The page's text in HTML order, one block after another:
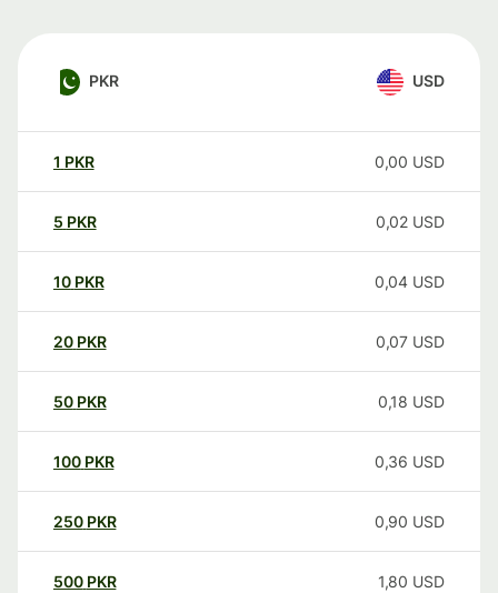
PKR USD
1 PKR 0,00 USD
5 PKR 0,02 USD
10 PKR 0,04 USD
20 PKR 0,07 USD
50 PKR 0,18 USD
100 PKR 0,36 USD
250 PKR 0,90 USD
500 PKR 1,80 USD